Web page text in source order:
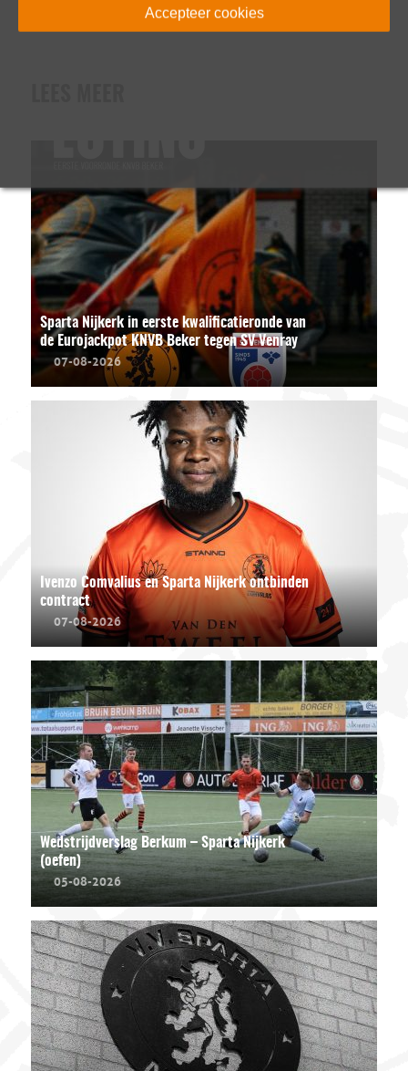
Sparta Nijkerk in eerste kwalificatieronde van
de Eurojackpot KNVB Beker tegen SV Venray
07-08-2026
Ivenzo Comvalius en Sparta Nijkerk ontbinden
contract
07-08-2026
Wedstrijdverslag Berkum – Sparta Nijkerk
(oefen)
05-08-2026
Accepteer cookies